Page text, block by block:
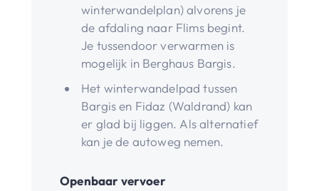
winterwandelplan) alvorens je
de afdaling naar Flims begint.
Je tussendoor verwarmen is
mogelijk in Berghaus Bargis.
Het winterwandelpad tussen
Bargis en Fidaz (Waldrand) kan
er glad bij liggen. Als alternatief
kan je de autoweg nemen.
Openbaar vervoer